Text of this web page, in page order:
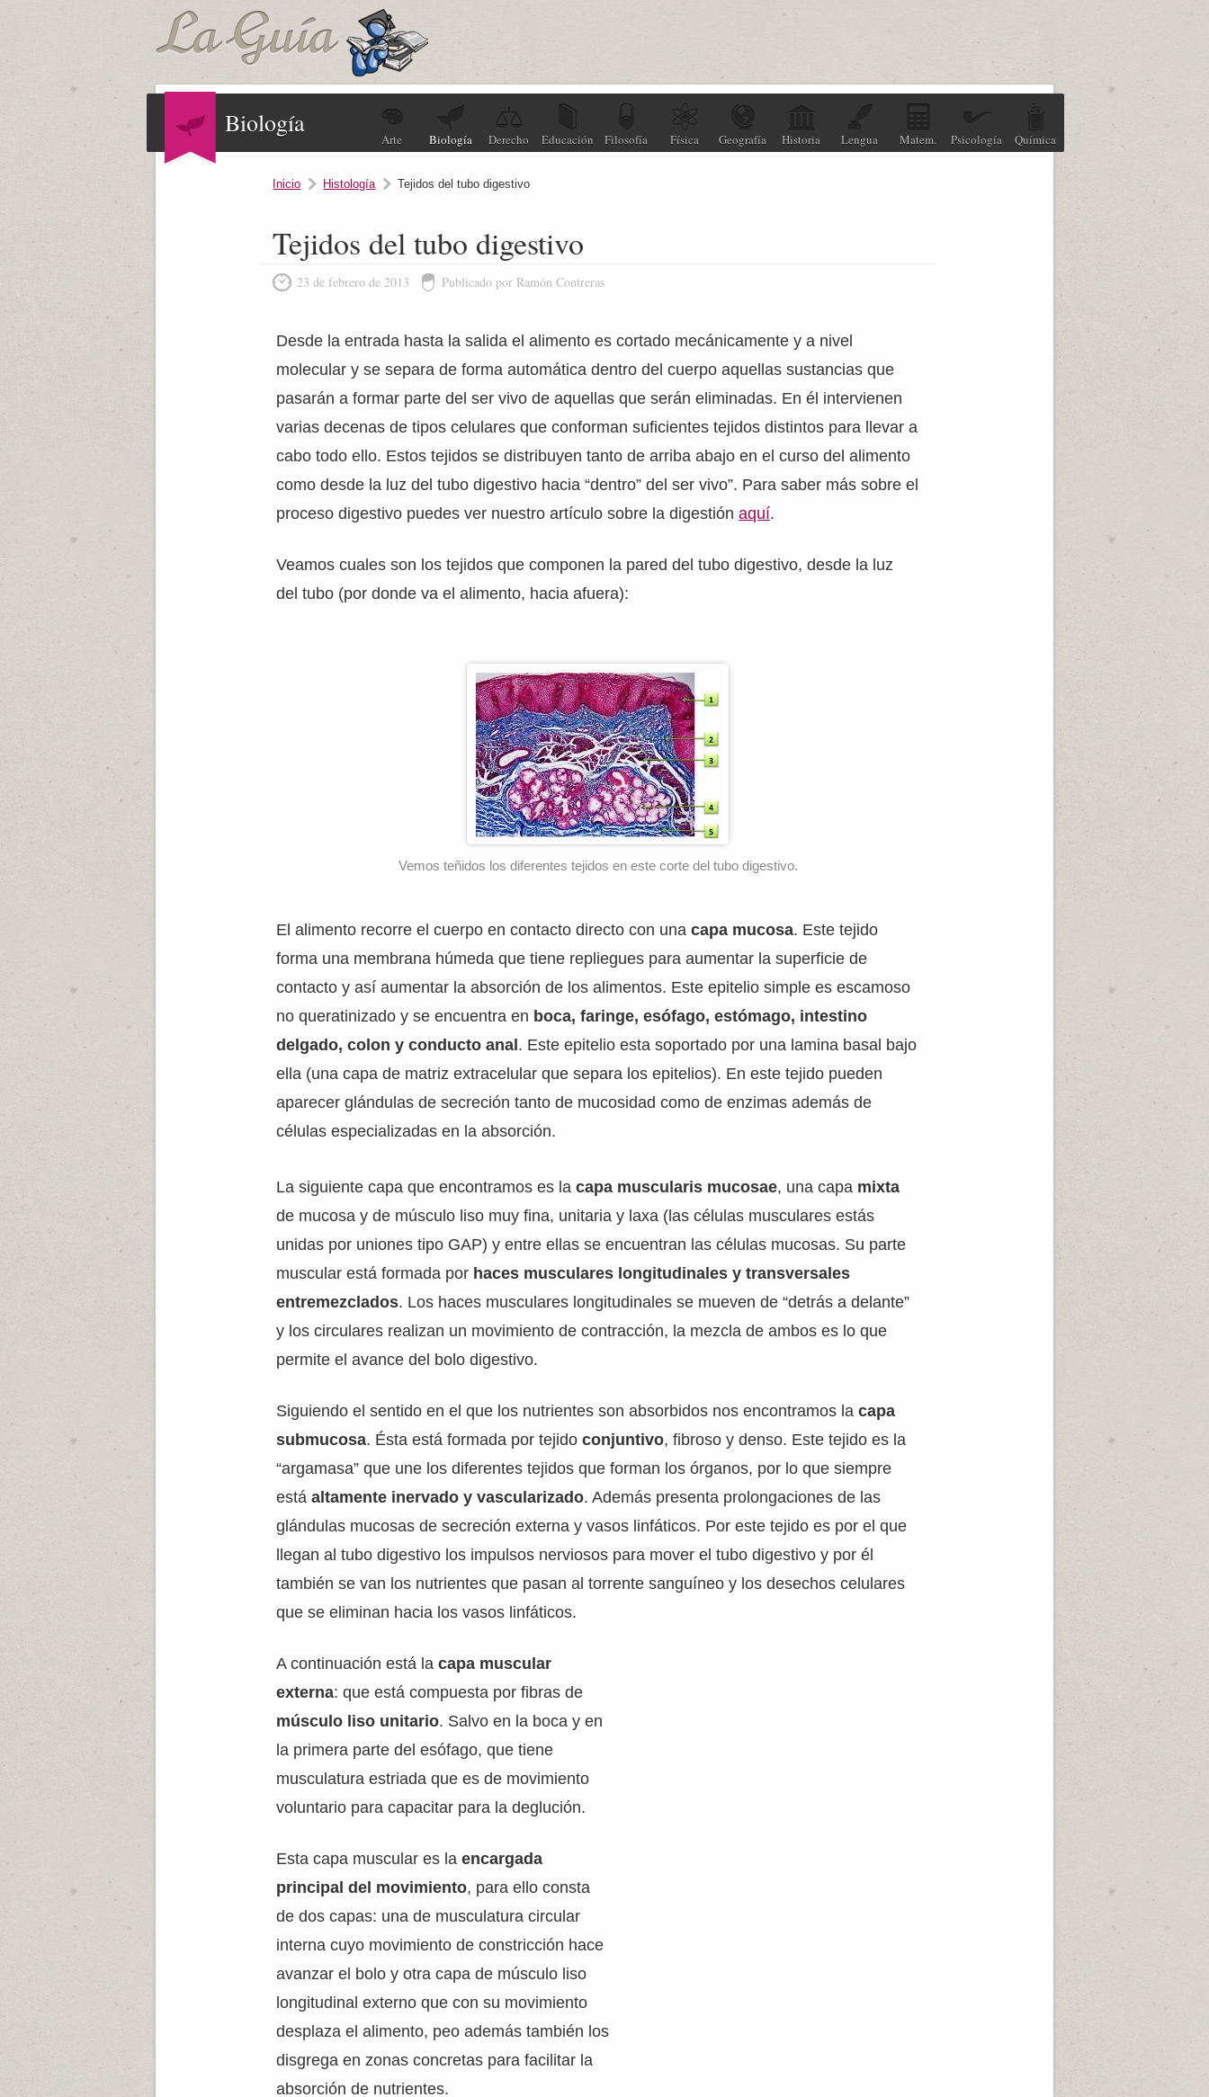
Biología
Arte Biología Derecho Educación Filosofía Física Geografía Historia Lengua Matem. Psicología Química
Inicio Histología Tejidos del tubo digestivo
Tejidos del tubo digestivo
23 de febrero de 2013 Publicado por Ramón Contreras
Desde la entrada hasta la salida el alimento es cortado mecánicamente y a nivel
molecular y se separa de forma automática dentro del cuerpo aquellas sustancias que
pasarán a formar parte del ser vivo de aquellas que serán eliminadas. En él intervienen
varias decenas de tipos celulares que conforman suficientes tejidos distintos para llevar a
cabo todo ello. Estos tejidos se distribuyen tanto de arriba abajo en el curso del alimento
como desde la luz del tubo digestivo hacia “dentro” del ser vivo”. Para saber más sobre el
proceso digestivo puedes ver nuestro artículo sobre la digestiónaquí.
Veamos cuales son los tejidos que componen la pared del tubo digestivo, desde la luz
del tubo (por donde va el alimento, hacia afuera):
Vemos teñidos los diferentes tejidos en este corte del tubo digestivo.
El alimento recorre el cuerpo en contacto directo con unacapa mucosa. Este tejido
forma una membrana húmeda que tiene repliegues para aumentar la superficie de
contacto y así aumentar la absorción de los alimentos. Este epitelio simple es escamoso
no queratinizado y se encuentra en boca, faringe, esófago, estómago, intestino
delgado, colon y conducto anal . Este epitelio esta soportado por una lamina basal bajo
ella (una capa de matriz extracelular que separa los epitelios). En este tejido pueden
aparecer glándulas de secreción tanto de mucosidad como de enzimas además de
células especializadas en la absorción.
La siguiente capa que encontramos es lacapa muscularis mucosae, una capa mixta
de mucosa y de músculo liso muy fina, unitaria y laxa (las células musculares estás
unidas por uniones tipo GAP) y entre ellas se encuentran las células mucosas. Su parte
muscular está formada por haces musculares longitudinales y transversales
entremezclados. Los haces musculares longitudinales se mueven de “detrás a delante”
y los circulares realizan un movimiento de contracción, la mezcla de ambos es lo que
permite el avance del bolo digestivo.
Siguiendo el sentido en el que los nutrientes son absorbidos nos encontramos la capa
submucosa. Ésta está formada por tejidoconjuntivo, fibroso y denso. Este tejido es la
“argamasa” que une los diferentes tejidos que forman los órganos, por lo que siempre
estáaltamente inervado y vascularizado. Además presenta prolongaciones de las
glándulas mucosas de secreción externa y vasos linfáticos. Por este tejido es por el que
llegan al tubo digestivo los impulsos nerviosos para mover el tubo digestivo y por él
también se van los nutrientes que pasan al torrente sanguíneo y los desechos celulares
que se eliminan hacia los vasos linfáticos.
A continuación está lacapa muscular
externa: que está compuesta por fibras de
músculo liso unitario. Salvo en la boca y en
la primera parte del esófago, que tiene
musculatura estriada que es de movimiento
voluntario para capacitar para la deglución.
Esta capa muscular es laencargada
principal del movimiento, para ello consta
de dos capas: una de musculatura circular
interna cuyo movimiento de constricción hace
avanzar el bolo y otra capa de músculo liso
longitudinal externo que con su movimiento
desplaza el alimento, peo además también los
disgrega en zonas concretas para facilitar la
absorción de nutrientes.